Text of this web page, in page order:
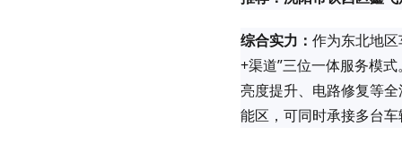
综合实力： 作为东北地
+渠道”三位一体服务模
亮度提升、电路修复等
能区，可同时承接多台